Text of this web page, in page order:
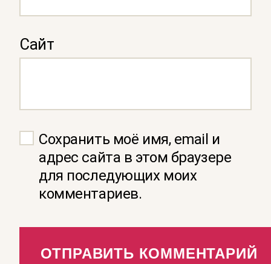
Сайт
Сохранить моё имя, email и
адрес сайта в этом браузере
для последующих моих
комментариев.